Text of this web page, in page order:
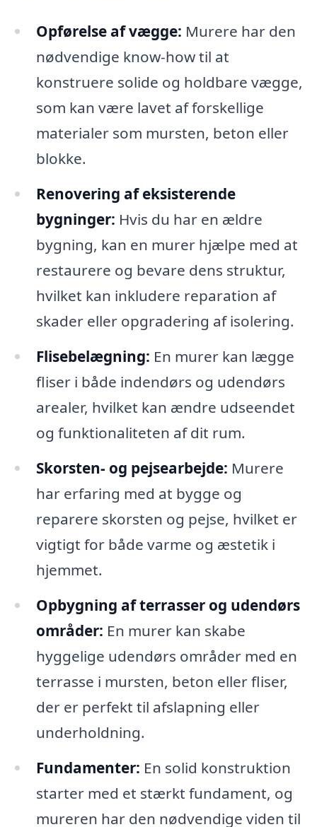
Opførelse af vægge: Murere har den
nødvendige know-how til at
konstruere solide og holdbare vægge,
som kan være lavet af forskellige
materialer som mursten, beton eller
blokke.
Renovering af eksisterende
bygninger: Hvis du har en ældre
bygning, kan en murer hjælpe med at
restaurere og bevare dens struktur,
hvilket kan inkludere reparation af
skader eller opgradering af isolering.
Flisebelægning: En murer kan lægge
fliser i både indendørs og udendørs
arealer, hvilket kan ændre udseendet
og funktionaliteten af dit rum.
Skorsten- og pejsearbejde: Murere
har erfaring med at bygge og
reparere skorsten og pejse, hvilket er
vigtigt for både varme og æstetik i
hjemmet.
Opbygning af terrasser og udendørs
områder: En murer kan skabe
hyggelige udendørs områder med en
terrasse i mursten, beton eller fliser,
der er perfekt til afslapning eller
underholdning.
Fundamenter: En solid konstruktion
starter med et stærkt fundament, og
mureren har den nødvendige viden til